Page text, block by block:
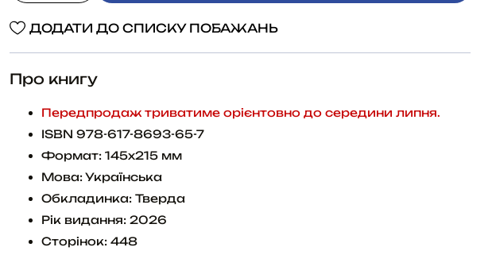
ДОДАТИ ДО СПИСКУ ПОБАЖАНЬ
Про книгу
Передпродаж триватиме орієнтовно до середини липня.
ISBN 978-617-8693-65-7
Формат: 145х215 мм
Мова: Українська
Обкладинка: Тверда
Рік видання: 2026
Сторінок: 448